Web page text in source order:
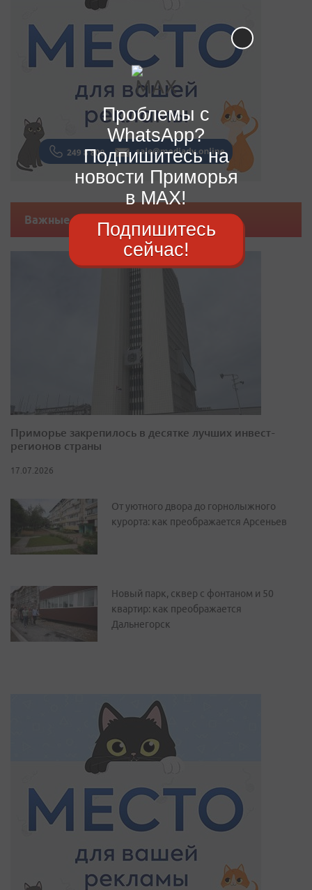
Важные новости
Приморье закрепилось в десятке лучших инвест-
регионов страны
17.07.2026
От уютного двора до горнолыжного
курорта: как преображается Арсеньев
Новый парк, сквер с фонтаном и 50
квартир: как преображается
Дальнегорск
Проблемы с
WhatsApp?
Подпишитесь на
новости Приморья
в MAX!
Подпишитесь
сейчас!